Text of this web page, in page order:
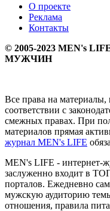
О проекте
Реклама
Контакты
© 2005-2023 MEN's
МУЖЧИН
Все права на материалы,
соответствии с
смежных правах. При
материалов прямая
журнал MEN's LIFE
MEN's LIFE - интернет-
заслуженно входит в
порталов. Ежедневно
мужскую аудиторию
отношения, правила